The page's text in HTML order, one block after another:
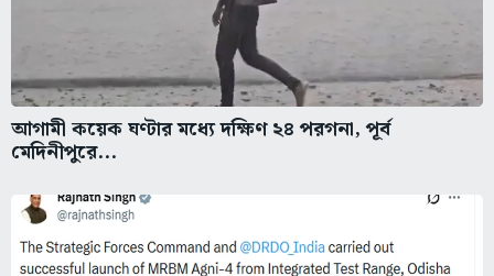
আগামী কয়েক ঘণ্টার মধ্যে দক্ষিণ ২৪ পরগনা, পূর্ব
মেদিনীপুরে...